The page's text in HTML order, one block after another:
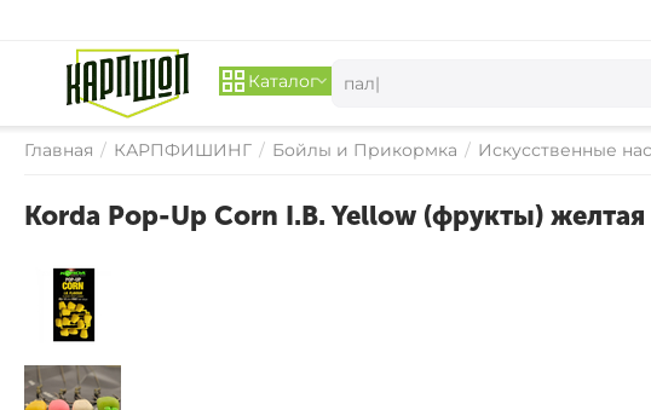
Каталог
Главная / КАРПФИШИНГ / Бойлы и Прикормка / Искусственные
Korda Pop-Up Corn I.B. Yellow (фрукты)